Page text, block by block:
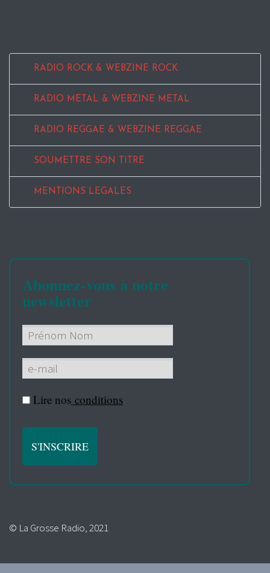
RADIO ROCK & WEBZINE ROCK
RADIO METAL & WEBZINE METAL
RADIO REGGAE & WEBZINE REGGAE
SOUMETTRE SON TITRE
MENTIONS LEGALES
Abonnez-vous à notre
newsletter
Lire nos conditions
© La Grosse Radio, 2021